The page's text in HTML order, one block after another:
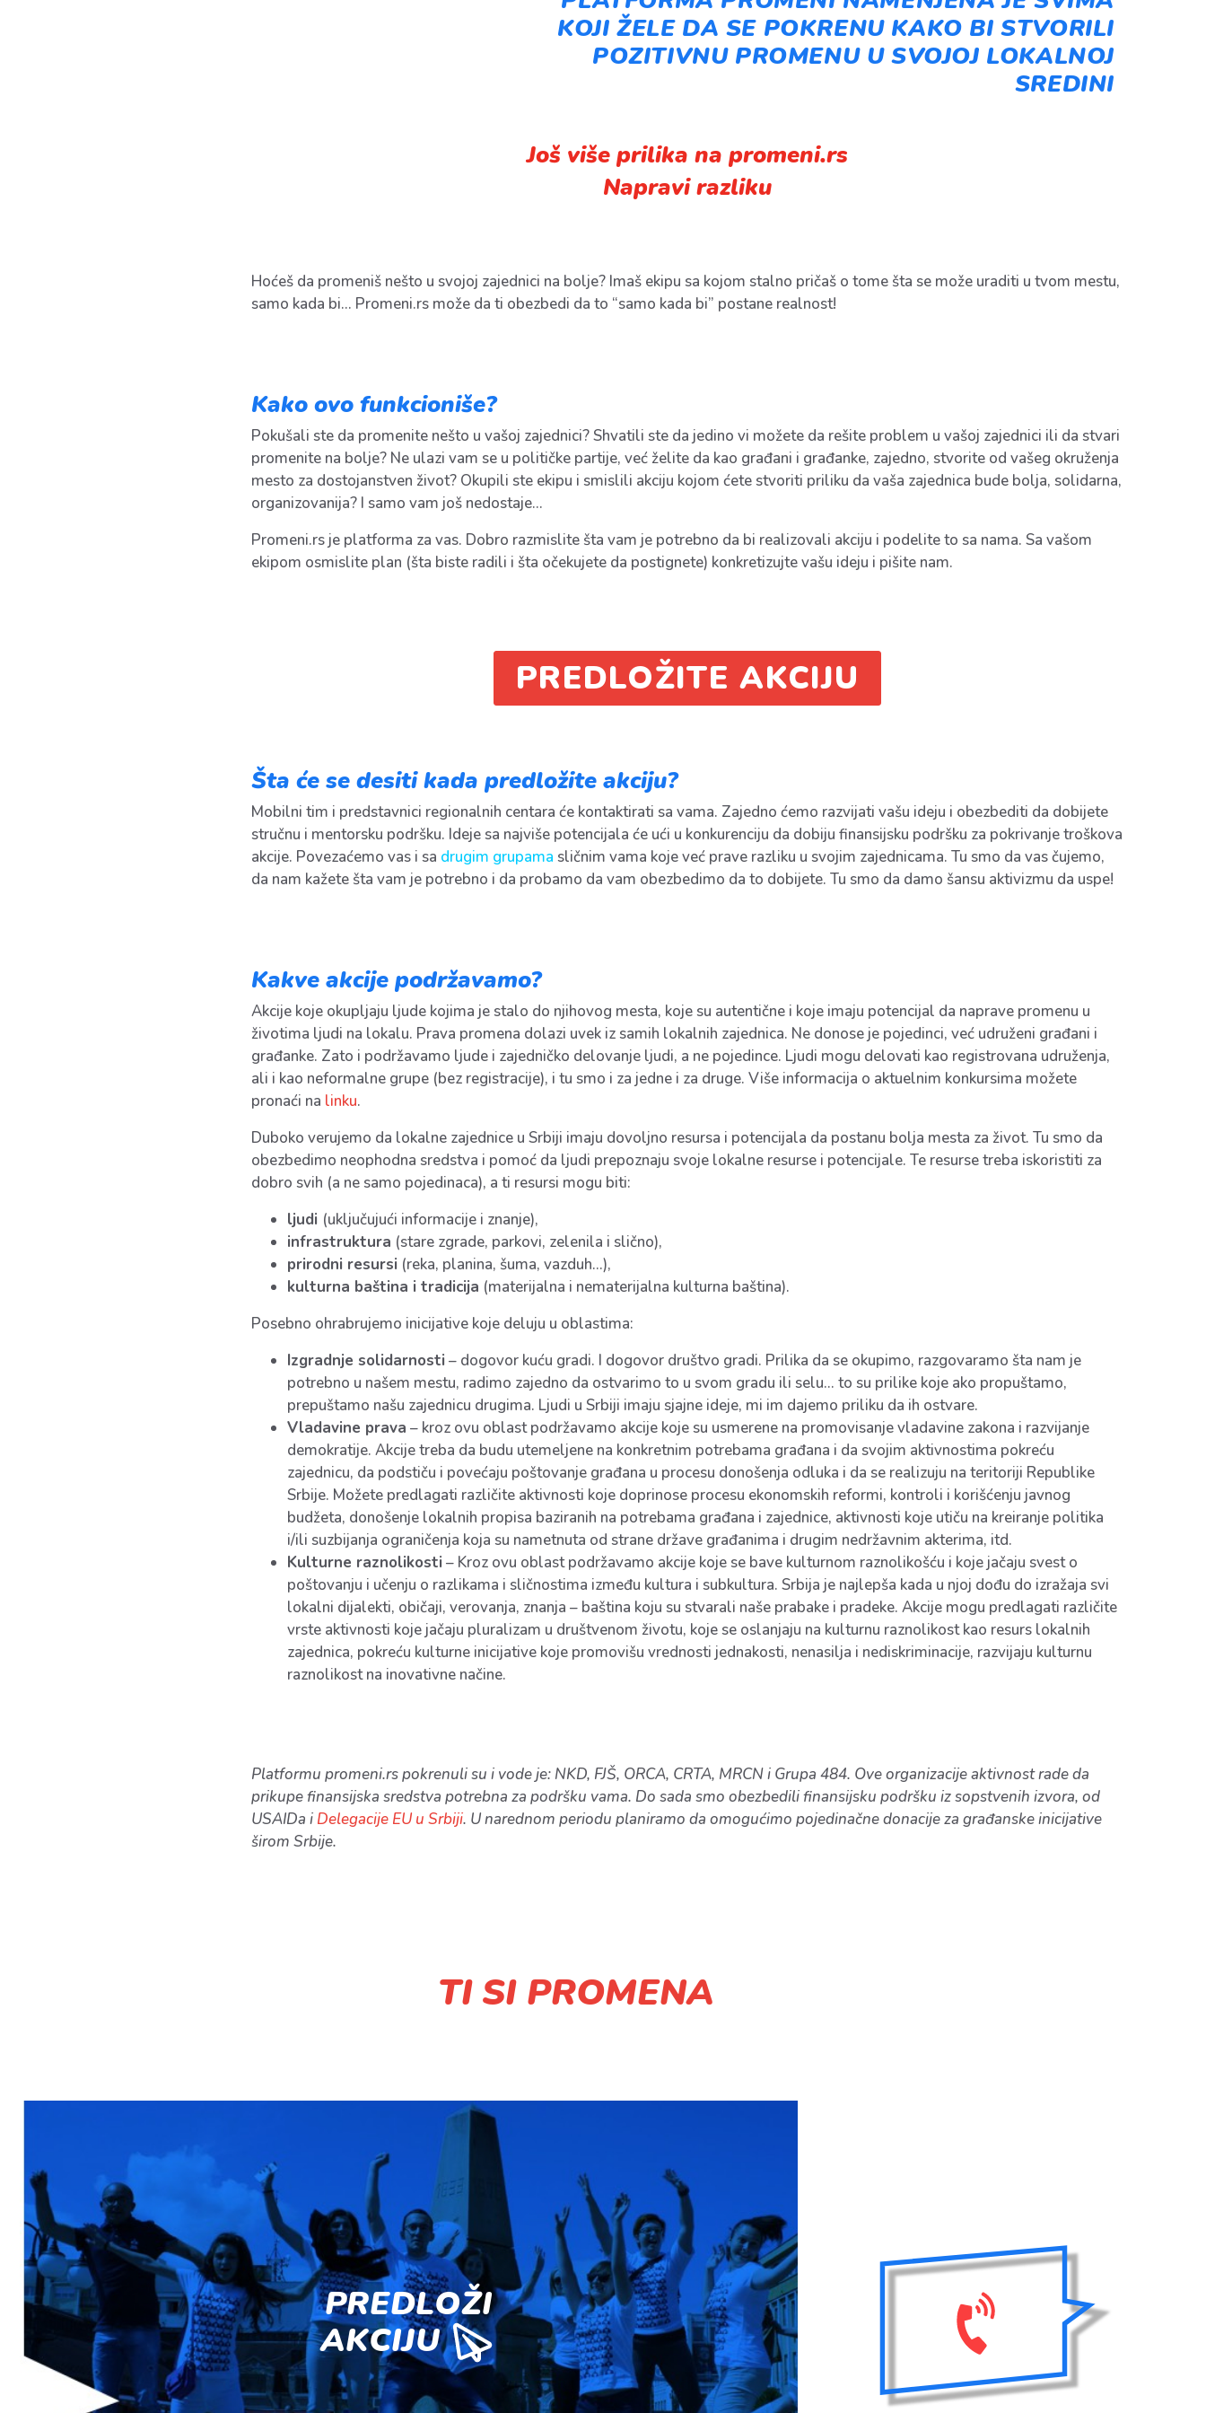
KOJI ŽELE DA SE POKRENU KAKO BI STVORILI
POZITIVNU PROMENU U SVOJOJ LOKALNOJ
SREDINI
Još više prilika na promeni.rs
Napravi razliku
Hoćeš da promeniš nešto u svojoj zajednici na bolje? Imaš ekipu sa kojom stalno pričaš o tome šta se može uraditi u tvom mestu,
samo kada bi… Promeni.rs može da ti obezbedi da to “samo kada bi” postane realnost!
Kako ovo funkcioniše?
Pokušali ste da promenite nešto u vašoj zajednici? Shvatili ste da jedino vi možete da rešite problem u vašoj zajednici ili da stvari
promenite na bolje? Ne ulazi vam se u političke partije, već želite da kao građani i građanke, zajedno, stvorite od vašeg okruženja
mesto za dostojanstven život? Okupili ste ekipu i smislili akciju kojom ćete stvoriti priliku da vaša zajednica bude bolja, solidarna,
organizovanija? I samo vam još nedostaje…
Promeni.rs je platforma za vas. Dobro razmislite šta vam je potrebno da bi realizovali akciju i podelite to sa nama. Sa vašom
ekipom osmislite plan (šta biste radili i šta očekujete da postignete) konkretizujte vašu ideju i pišite nam.
PREDLOŽITE AKCIJU
Šta će se desiti kada predložite akciju?
Mobilni tim i predstavnici regionalnih centara će kontaktirati sa vama. Zajedno ćemo razvijati vašu ideju i obezbediti da dobijete
stručnu i mentorsku podršku. Ideje sa najviše potencijala će ući u konkurenciju da dobiju finansijsku podršku za pokrivanje troškova
akcije. Povezaćemo vas i sa drugim grupama sličnim vama koje već prave razliku u svojim zajednicama. Tu smo da vas čujemo,
da nam kažete šta vam je potrebno i da probamo da vam obezbedimo da to dobijete. Tu smo da damo šansu aktivizmu da uspe!
Kakve akcije podržavamo?
Akcije koje okupljaju ljude kojima je stalo do njihovog mesta, koje su autentične i koje imaju potencijal da naprave promenu u
životima ljudi na lokalu. Prava promena dolazi uvek iz samih lokalnih zajednica. Ne donose je pojedinci, već udruženi građani i
građanke. Zato i podržavamo ljude i zajedničko delovanje ljudi, a ne pojedince. Ljudi mogu delovati kao registrovana udruženja,
ali i kao neformalne grupe (bez registracije), i tu smo i za jedne i za druge. Više informacija o aktuelnim konkursima možete
pronaći na linku.
Duboko verujemo da lokalne zajednice u Srbiji imaju dovoljno resursa i potencijala da postanu bolja mesta za život. Tu smo da
obezbedimo neophodna sredstva i pomoć da ljudi prepoznaju svoje lokalne resurse i potencijale. Te resurse treba iskoristiti za
dobro svih (a ne samo pojedinaca), a ti resursi mogu biti:
ljudi (uključujući informacije i znanje),
infrastruktura (stare zgrade, parkovi, zelenila i slično),
prirodni resursi (reka, planina, šuma, vazduh…),
kulturna baština i tradicija (materijalna i nematerijalna kulturna baština).
Posebno ohrabrujemo inicijative koje deluju u oblastima:
Izgradnje solidarnosti– dogovor kuću gradi. I dogovor društvo gradi. Prilika da se okupimo, razgovaramo šta nam je
potrebno u našem mestu, radimo zajedno da ostvarimo to u svom gradu ili selu… to su prilike koje ako propuštamo,
prepuštamo našu zajednicu drugima. Ljudi u Srbiji imaju sjajne ideje, mi im dajemo priliku da ih ostvare.
Vladavine prava – kroz ovu oblast podržavamo akcije koje su usmerene na promovisanje vladavine zakona i razvijanje
demokratije. Akcije treba da budu utemeljene na konkretnim potrebama građana i da svojim aktivnostima pokreću
zajednicu, da podstiču i povećaju poštovanje građana u procesu donošenja odluka i da se realizuju na teritoriji Republike
Srbije. Možete predlagati različite aktivnosti koje doprinose procesu ekonomskih reformi, kontroli i korišćenju javnog
budžeta, donošenje lokalnih propisa baziranih na potrebama građana i zajednice, aktivnosti koje utiču na kreiranje politika
i/ili suzbijanja ograničenja koja su nametnuta od strane države građanima i drugim nedržavnim akterima, itd.
Kulturne raznolikosti– Kroz ovu oblast podržavamo akcije koje se bave kulturnom raznolikošću i koje jačaju svest o
poštovanju i učenju o razlikama i sličnostima između kultura i subkultura. Srbija je najlepša kada u njoj dođu do izražaja svi
lokalni dijalekti, običaji, verovanja, znanja – baština koju su stvarali naše prabake i pradeke. Akcije mogu predlagati različite
vrste aktivnosti koje jačaju pluralizam u društvenom životu, koje se oslanjaju na kulturnu raznolikost kao resurs lokalnih
zajednica, pokreću kulturne inicijative koje promovišu vrednosti jednakosti, nenasilja i nediskriminacije, razvijaju kulturnu
raznolikost na inovativne načine.
Platformu promeni.rs pokrenuli su i vode je: NKD, FJŠ, ORCA, CRTA, MRCN i Grupa 484. Ove organizacije aktivnost rade da
prikupe finansijska sredstva potrebna za podršku vama. Do sada smo obezbedili finansijsku podršku iz sopstvenih izvora, od
USAIDa i Delegacije EU u Srbiji. U narednom periodu planiramo da omogućimo pojedinačne donacije za građanske inicijative
širom Srbije.
TI SI PROMENA
PREDLOŽI
AKCIJU